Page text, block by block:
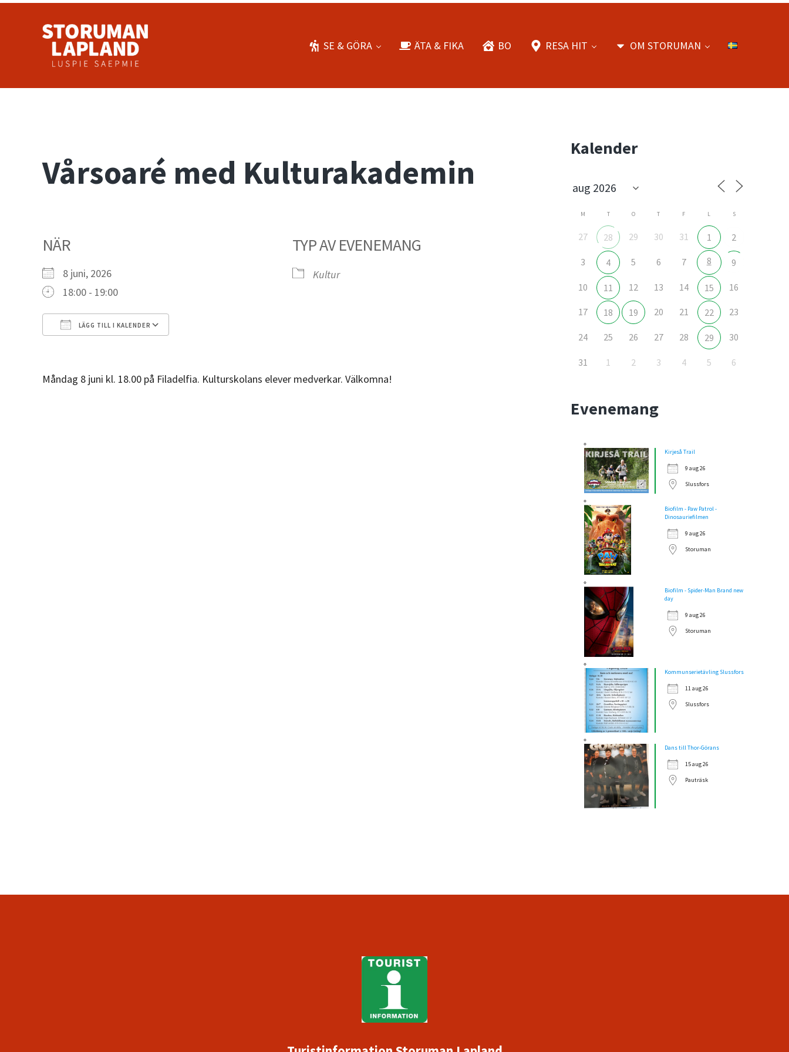
SE & GÖRA ÄTA & FIKA BO RESA HIT OM STORUMAN
Vårsoaré med Kulturakademin
NÄR
8 juni, 2026
18:00 - 19:00
LÄGG TILL I KALENDER
TYP AV EVENEMANG
Kultur
Måndag 8 juni kl. 18.00 på Filadelfia. Kulturskolans elever medverkar. Välkomna!
Kalender
M T O T F L S
27 28 29 30 31 1 2
3 4 5 6 7 8 9
10 11 12 13 14 15 16
17 18 19 20 21 22 23
24 25 26 27 28 29 30
31 1 2 3 4 5 6
Evenemang
Kirjeså Trail
9 aug 26
Slussfors
Biofilm - Paw Patrol -
Dinosauriefilmen
9 aug 26
Storuman
Biofilm - Spider-Man Brand new
day
9 aug 26
Storuman
Kommunserietävling Slussfors
11 aug 26
Slussfors
Dans till Thor-Görans
15 aug 26
Pauträsk